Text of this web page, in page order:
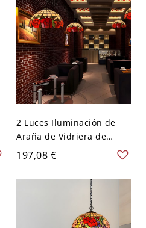
2 Luces Iluminación de
Araña de Vidriera de
Domo Luz Suspendida
Tiffany con Dibujo de
Rosas en Rojo para
Comedor - Rojo 110 A 120
197,08 €